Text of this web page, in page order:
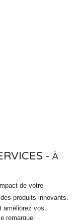
- À
de votre
produits innovants.
améliorez vos
remarque.